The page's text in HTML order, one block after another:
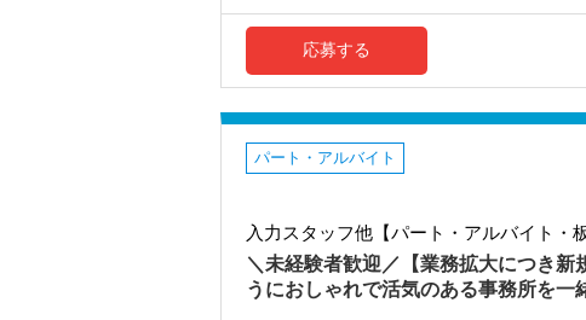
wish会計事務所でなら、望むキャリアプラ
（２）税理士資格の取得支援
試験休暇制度があります。有給休暇と併用し
いです。
また、取得後は税理士登録費用と税理士会
【最後に】
伸び盛りの活気ある事務所で、さまざまな税
お客様の笑顔にふれながら自分自身の成長を
ぜひ、一緒に事務所を盛り上げていきましょ
リクルートサイトはこちら：https://
１人2,000円まで補助されますので、ち
板橋の素敵なお店を開拓してくださ
１２月 忘年会
毎年ビンゴ大会を実施！事前に欲しい
確定申告お疲れ様でした～！ちょっと
（９）研修
​育成・研修には自信があります！
朝の勉強会（税務通信・月刊税理）や
事務所の成長過程を体験できるチャンスです！
【フラットな組織が自慢です！】
（１）＼フレックス制／で資格取得を目指す方
平日に休みを取ったり、午後から始業する
（２）カフェのようなおしゃれな事務所
入り口には大きな水槽を置いて、お客様を
応接室は、森・海・和と3つのテーマに基
お客様もスタッフもくつろげる雰囲気を
応募する
パート・アルバイト
入力スタッフ他【パート・アルバイト・
＼未経験者歓迎／【業務拡大につき新
うにおしゃれで活気のある事務所を一